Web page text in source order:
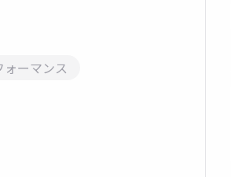
ォーマンス